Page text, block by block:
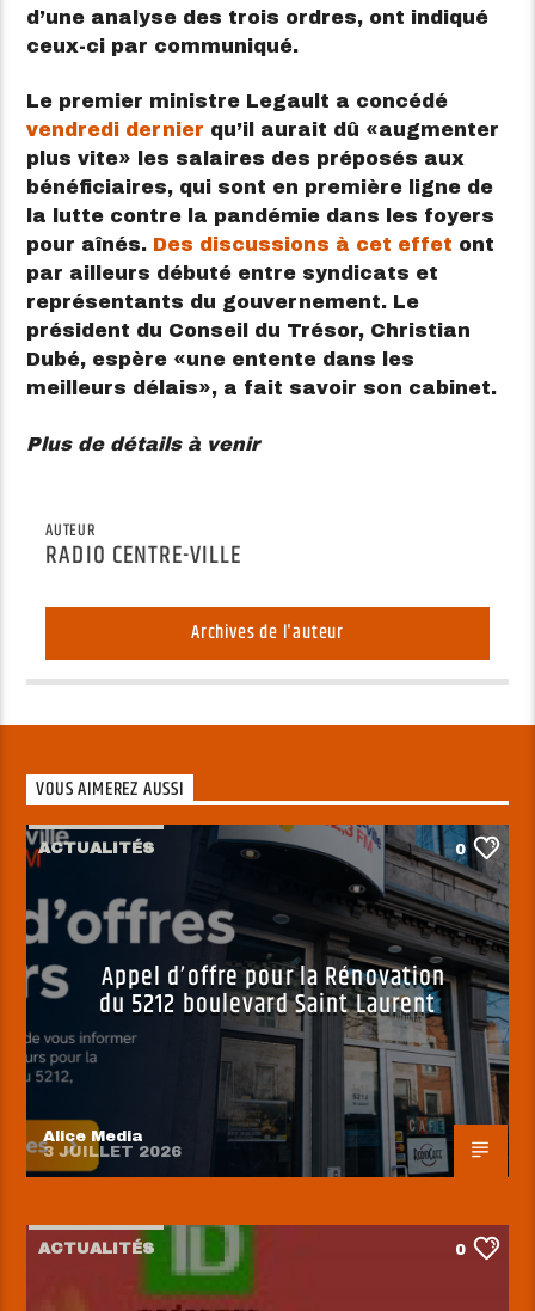
d’une analyse des trois ordres, ont indiqué
ceux-ci par communiqué.
Le premier ministre Legault a concédé
vendredi dernier qu’il aurait dû
augmenter
plus vite
les salaires des préposés aux
bénéficiaires, qui sont en première ligne de
la lutte contre la pandémie dans les foyers
pour aînés. Des discussions à cet effet ont
par ailleurs débuté entre syndicats et
représentants du gouvernement. Le
président du Conseil du Trésor, Christian
Dubé, espère
une entente dans les
meilleurs délais
, a fait savoir son cabinet.
Plus de détails à venir
AUTEUR
RADIO CENTRE-VILLE
Archives de l'auteur
VOUS AIMEREZ AUSSI
ACTUALITÉS 0
Appel d’offre pour la Rénovation
du 5212 boulevard Saint Laurent
Alice Media
3 JUILLET 2026
ACTUALITÉS 0